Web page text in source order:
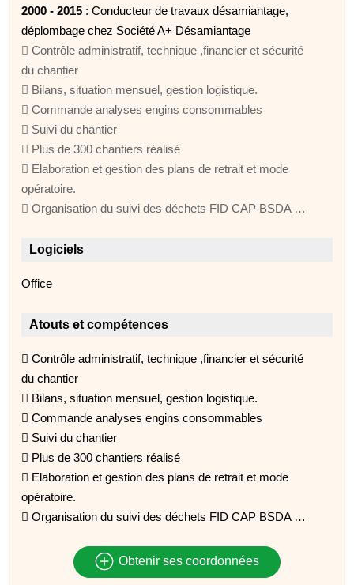
2000 - 2015 : Conducteur de travaux désamiantage,
déplombage chez Société A+ Désamiantage
 Contrôle administratif, technique ,financier et sécurité
du chantier
 Bilans, situation mensuel, gestion logistique.
 Commande analyses engins consommables
 Suivi du chantier
 Plus de 300 chantiers réalisé
 Elaboration et gestion des plans de retrait et mode
opératoire.
 Organisation du suivi des déchets FID CAP BSDA …
Logiciels
Office
Atouts et compétences
 Contrôle administratif, technique ,financier et sécurité
du chantier
 Bilans, situation mensuel, gestion logistique.
 Commande analyses engins consommables
 Suivi du chantier
 Plus de 300 chantiers réalisé
 Elaboration et gestion des plans de retrait et mode
opératoire.
 Organisation du suivi des déchets FID CAP BSDA …
Obtenir ses coordonnées